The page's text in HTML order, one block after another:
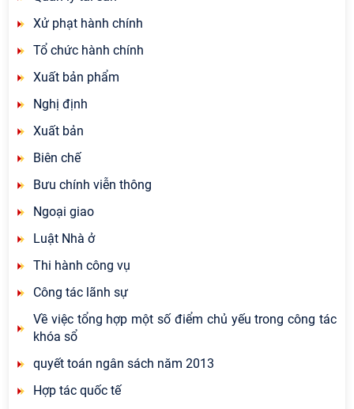
Xử phạt hành chính
Tổ chức hành chính
Xuất bản phẩm
Nghị định
Xuất bản
Biên chế
Bưu chính viễn thông
Ngoại giao
Luật Nhà ở
Thi hành công vụ
Công tác lãnh sự
Về việc tổng hợp một số điểm chủ yếu trong công tác
khóa sổ
quyết toán ngân sách năm 2013
Hợp tác quốc tế